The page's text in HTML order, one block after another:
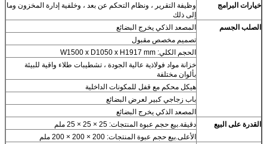
خيارات البرامج
وظيفة التقرير ، ونظام التحكم عن بعد ، وخلفية إدارة المخزون وما
إلى ذلك
الصلب الجسم
المصعد الذكي يخرج البضائع
تصميم مخصص مقبول
الحجم الكلي: W1500 x D1050 x H1917 mm
خزانة مواد فولاذية عالية الجودة ، تشطيبات طلاء واقية للبيئة
بألوان مختلفة
هيكل محكم مع قفل للمكونات الداخلية
باب زجاجي كبير لعرض البضائع
المصعد الذكي يخرج البضائع
القدرة على البيع
دقيقة.بيع حجم عبوة المنتجات: 25 × 25 × 25 ملم
الأعلى.بيع حجم عبوة المنتجات: 200 × 200 × 200 ملم